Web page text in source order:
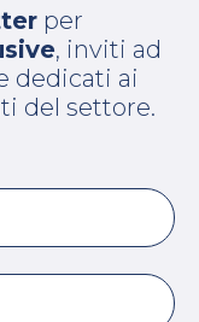
per
, inviti ad
dedicati ai
del settore.